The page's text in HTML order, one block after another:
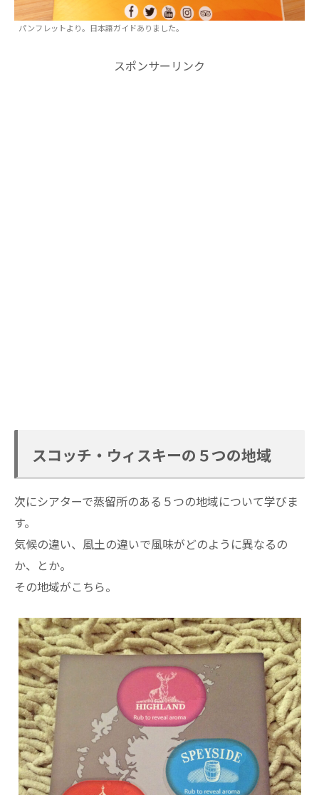
パンフレットより。日本語ガイドありました。
スポンサーリンク
スコッチ・ウィスキーの５つの地域
次にシアターで蒸留所のある５つの地域について学びま
す。
気候の違い、風土の違いで風味がどのように異なるの
か、とか。
その地域がこちら。